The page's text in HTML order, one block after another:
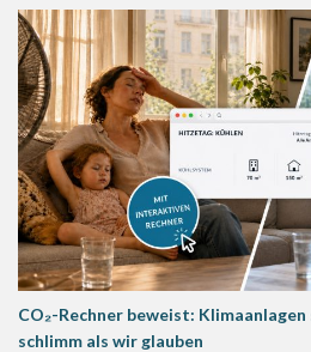
CO₂-Rechner beweist:
schlimm als wir glauben